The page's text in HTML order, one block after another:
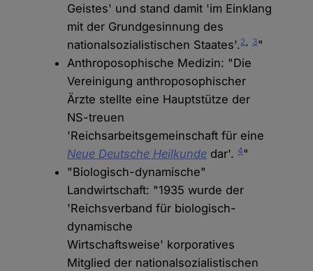
Geistes' und stand damit 'im Einklang
mit der Grundgesinnung des
nationalsozialistischen Staates'.2 3"
Anthroposophische Medizin: "Die
Vereinigung anthroposophischer
Ärzte stellte eine Hauptstütze der
NS-treuen
'Reichsarbeitsgemeinschaft für eine
Neue Deutsche Heilkunde dar'.4"
"Biologisch-dynamische"
Landwirtschaft: "1935 wurde der
'Reichsverband für biologisch-
dynamische
Wirtschaftsweise' korporatives
Mitglied der nationalsozialistischen